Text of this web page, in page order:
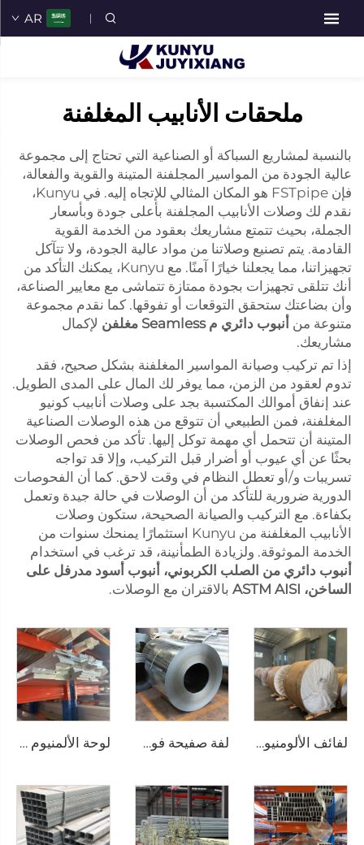
AR
ملحقات الأنابيب المغلفنة
بالنسبة لمشاريع السباكة أو الصناعية التي تحتاج إلى مجموعة
عالية الجودة من المواسير المجلفنة المتينة والقوية والفعالة،
فإن FSTpipe هو المكان المثالي للإتجاه إليه. في Kunyu،
نقدم لك وصلات الأنابيب المجلفنة بأعلى جودة وبأسعار
الجملة، بحيث تتمتع مشاريعك بعقود من الخدمة القوية
القادمة. يتم تصنيع وصلاتنا من مواد عالية الجودة، ولا تتآكل
تجهيزاتنا، مما يجعلنا خيارًا آمنًا. مع Kunyu، يمكنك التأكد من
أنك تتلقى تجهيزات بجودة ممتازة تتماشى مع معايير الصناعة،
وأن بضاعتك ستحقق التوقعات أو تفوقها. كما نقدم مجموعة
متنوعة من أنبوب دائري م Seamless مغلفن
لإكمال
مشاريعك.
إذا تم تركيب وصيانة المواسير المغلفنة بشكل صحيح، فقد
تدوم لعقود من الزمن، مما يوفر لك المال على المدى الطويل.
عند إنفاق أموالك المكتسبة بجد على وصلات أنابيب كونيو
المغلفنة، فمن الطبيعي أن تتوقع من هذه الوصلات الصناعية
المتينة أن تتحمل أي مهمة توكل إليها. تأكد من فحص الوصلات
بحثًا عن أي عيوب أو أضرار قبل التركيب، وإلا قد تواجه
تسريبات و/أو تعطل النظام في وقت لاحق. كما أن الفحوصات
الدورية ضرورية للتأكد من أن الوصلات في حالة جيدة وتعمل
بكفاءة. مع التركيب والصيانة الصحيحة، ستكون وصلات
الأنابيب المغلفنة من Kunyu استثمارًا يمنحك سنوات من
الخدمة الموثوقة. ولزيادة الطمأنينة، قد ترغب في استخدام
أنبوب دائري من الصلب الكربوني، أنبوب أسود مدرفل على
الساخن، ASTM AISI
بالاقتران مع الوصلات.
لفائف الألومنيوم الفولاذية لفة صفيحة فولاذية مجلفنة، لفائف مجلفنة لوحة الألمنيوم المستوية